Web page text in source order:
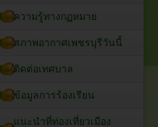
ความรู้ทางกฏหมาย
สภาพอากาศเพชรบุรีวันนี้
ติดต่อเทศบาล
ข้อมูลการร้องเรียน
แนะนำที่ท่องเที่ยวเมือง